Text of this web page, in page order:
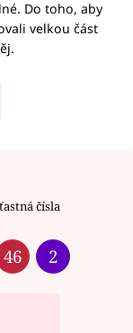
Do toho, aby
velkou část
čísla
46 2